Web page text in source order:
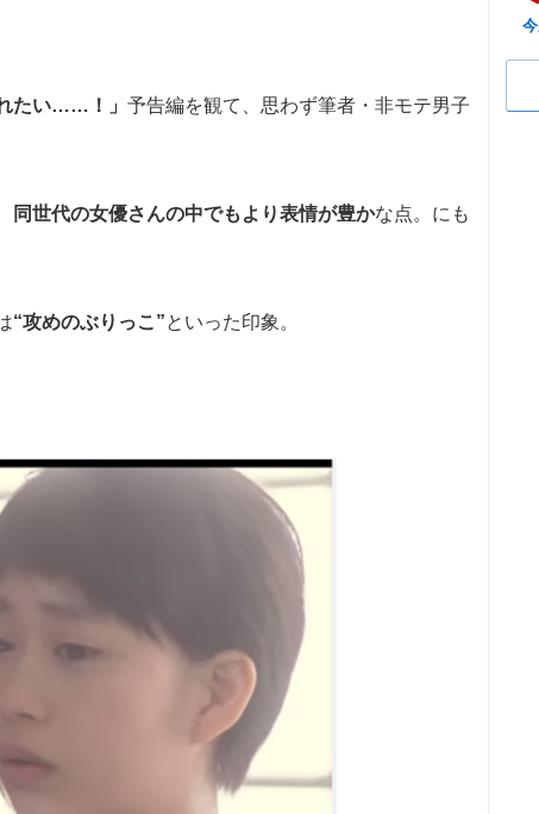
たい……！」 予告編を観て、思わず筆者・非モテ男子
同世代の女優さんの中でもより表情が豊かな点。にも
“攻めのぶりっこ”といった印象。